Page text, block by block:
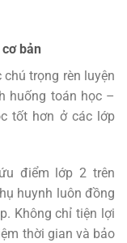
bản
trọng rèn luyện
huống toán học –
tốt hơn ở các lớp
điểm lớp 2 trên
huynh luôn đồng
Không chỉ tiện lợi
thời gian và bảo